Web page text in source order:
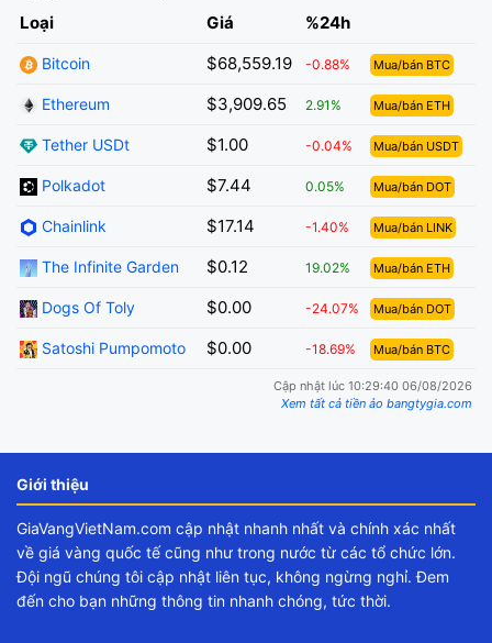
Loại Giá %24h
Bitcoin $68,559.19 -0.88% Mua/bán BTC
Ethereum $3,909.65 2.91% Mua/bán ETH
Tether USDt $1.00 -0.04% Mua/bán USDT
Polkadot $7.44 0.05% Mua/bán DOT
Chainlink $17.14 -1.40% Mua/bán LINK
The Infinite Garden $0.12 19.02% Mua/bán ETH
Dogs Of Toly $0.00 -24.07% Mua/bán DOT
Satoshi Pumpomoto $0.00 -18.69% Mua/bán BTC
Cập nhật lúc 10:29:40 06/08/2026
Xem tất cả tiền ảo bangtygia.com
Giới thiệu
GiaVangVietNam.com cập nhật nhanh nhất và chính xác nhất
về giá vàng quốc tế cũng như trong nước từ các tổ chức lớn.
Đội ngũ chúng tôi cập nhật liên tục, không ngừng nghỉ. Đem
đến cho bạn những thông tin nhanh chóng, tức thời.